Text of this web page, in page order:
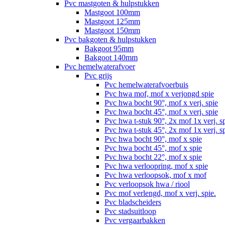
Pvc mastgoten & hulpstukken
Mastgoot 100mm
Mastgoot 125mm
Mastgoot 150mm
Pvc bakgoten & hulpstukken
Bakgoot 95mm
Bakgoot 140mm
Pvc hemelwaterafvoer
Pvc grijs
Pvc hemelwaterafvoerbuis
Pvc hwa mof, mof x verjongd spie
Pvc hwa bocht 90°, mof x verj. spie
Pvc hwa bocht 45°, mof x verj. spie
Pvc hwa t-stuk 90°, 2x mof 1x verj.
Pvc hwa t-stuk 45°, 2x mof 1x verj.
Pvc hwa bocht 90°, mof x spie
Pvc hwa bocht 45°, mof x spie
Pvc hwa bocht 22°, mof x spie
Pvc hwa verloopring, mof x spie
Pvc hwa verloopsok, mof x mof
Pvc verloopsok hwa / riool
Pvc mof verlengd, mof x verj. spie.
Pvc bladscheiders
Pvc stadsuitloop
Pvc vergaarbakken